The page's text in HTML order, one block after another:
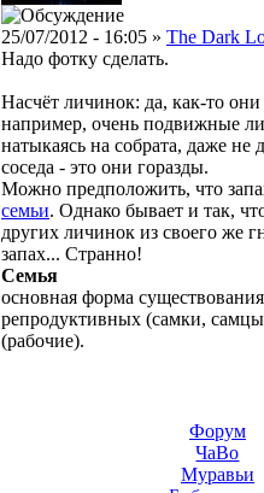
25/07/2012 - 16:05 » The Dark
Надо фотку сделать.
Насчёт личинок: да, как-то
например, очень подвижные
натыкаясь на собрата, даже
соседа - это они горазды.
Можно предположить, что
семьи. Однако бывает и так,
других личинок из своего же
запах... Странно!
Семья
основная форма
репродуктивных (самки,
(рабочие).
Форум
ЧаВо
Муравьи